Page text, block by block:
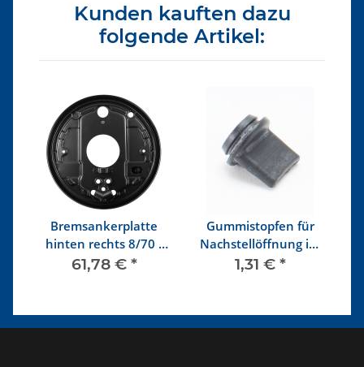
Kunden kauften dazu
folgende Artikel:
Bremsankerplatte
hinten rechts 8/70 -
7/79
61,78 € *
Gummistopfen für
Nachstellöffnung im
Bremsträgerblech
1,31 € *